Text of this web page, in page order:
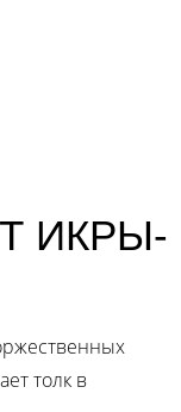
ИКРЫ-
толк в